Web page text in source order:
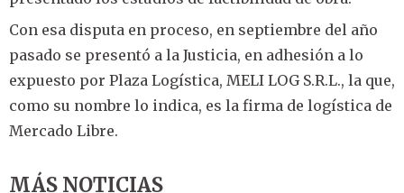
Con esa disputa en proceso, en septiembre del año
pasado se presentó a la Justicia, en adhesión a lo
expuesto por Plaza Logística, MELI LOG S.R.L., la que,
como su nombre lo indica, es la firma de logística de
Mercado Libre.
MÁS NOTICIAS